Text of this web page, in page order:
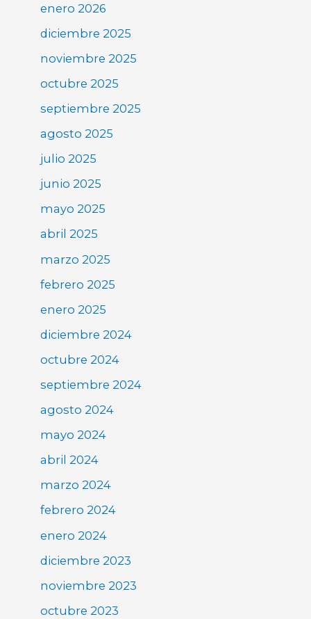
enero 2026
diciembre 2025
noviembre 2025
octubre 2025
septiembre 2025
agosto 2025
julio 2025
junio 2025
mayo 2025
abril 2025
marzo 2025
febrero 2025
enero 2025
diciembre 2024
octubre 2024
septiembre 2024
agosto 2024
mayo 2024
abril 2024
marzo 2024
febrero 2024
enero 2024
diciembre 2023
noviembre 2023
octubre 2023